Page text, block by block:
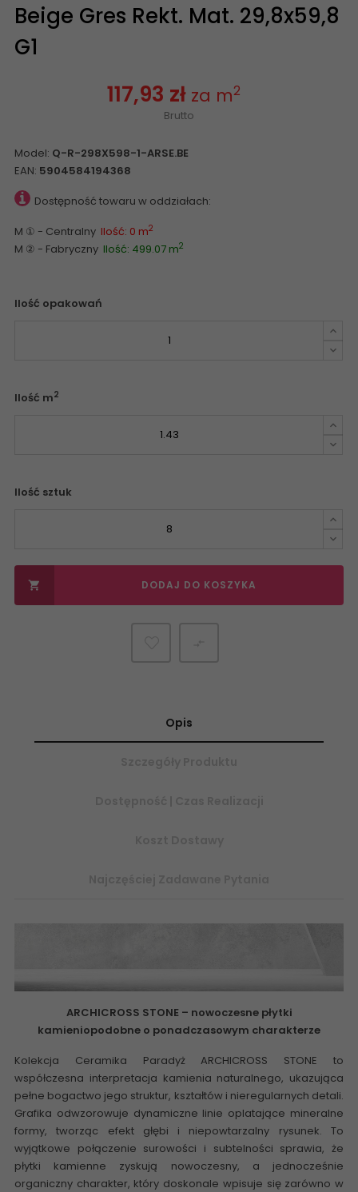
Beige Gres Rekt. Mat. 29,8x59,8
G1
117,93 zł za m2
Brutto
Model: Q-R-298X598-1-ARSE.BE
EAN: 5904584194368
Dostępność towaru w oddziałach:
M ① - Centralny Ilość: 0 m2
M ② - Fabryczny Ilość: 499.07 m2
Ilość opakowań
Ilość m2
Ilość sztuk
 DODAJ DO KOSZYKA
Opis
ARCHICROSS STONE – nowoczesne płytki
kamieniopodobne o ponadczasowym charakterze
Kolekcja Ceramika Paradyż ARCHICROSS STONE to
współczesna interpretacja kamienia naturalnego, ukazująca
pełne bogactwo jego struktur, kształtów i nieregularnych detali.
Grafika odwzorowuje dynamiczne linie oplatające mineralne
formy, tworząc efekt głębi i niepowtarzalny rysunek. To
wyjątkowe połączenie surowości i subtelności sprawia, że
płytki kamienne zyskują nowoczesny, a jednocześnie
organiczny charakter, który doskonale wpisuje się zarówno w